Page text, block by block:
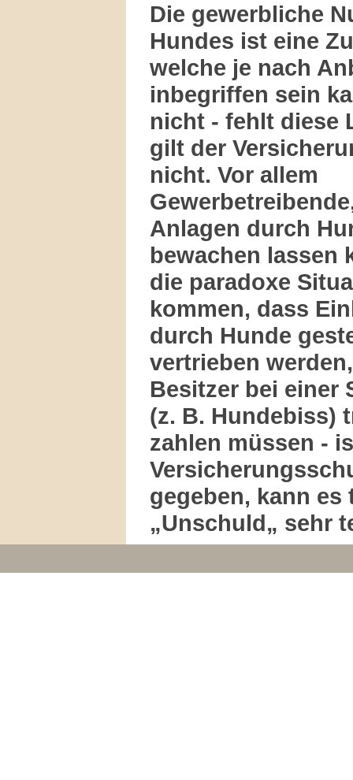
Die gewerbliche
Hundes ist eine
welche je nach
inbegriffen sein
nicht - fehlt diese
gilt der
nicht. Vor allem
Anlagen durch
bewachen lassen
die paradoxe
kommen, dass
durch Hunde
vertrieben
Besitzer bei einer
(z. B. Hundebiss)
zahlen müssen -
gegeben, kann es
„Unschuld„ sehr